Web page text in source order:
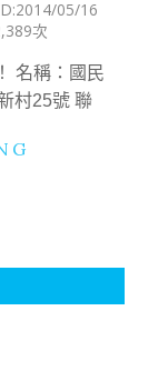
2014/05/16
次
名稱：國民
村25號 聯